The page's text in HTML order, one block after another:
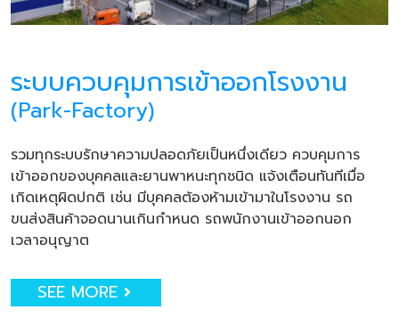
ระบบควบคุมการเข้าออกโรงงาน
(Park-Factory)
รวมทุกระบบรักษาความปลอดภัยเป็นหนึ่งเดียว ควบคุมการ
เข้าออกของบุคคลและยานพาหนะทุกชนิด แจ้งเตือนทันทีเมื่อ
เกิดเหตุผิดปกติ เช่น มีบุคคลต้องห้ามเข้ามาในโรงงาน รถ
ขนส่งสินค้าจอดนานเกินกำหนด รถพนักงานเข้าออกนอก
เวลาอนุญาต
SEE MORE